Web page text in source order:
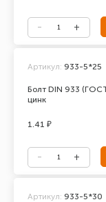
Болт DIN 933
цинк
Артикул: 933-5*25
1.41 ₽
Артикул: 933-5*30